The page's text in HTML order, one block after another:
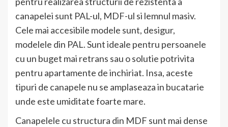
canapelei sunt PAL-ul, MDF-ul si lemnul masiv.
Cele mai accesibile modele sunt, desigur,
modelele din PAL. Sunt ideale pentru persoanele
cu un buget mai retrans sau o solutie potrivita
pentru apartamente de inchiriat. Insa, aceste
tipuri de canapele nu se amplaseaza in bucatarie
unde este umiditate foarte mare.
Canapelele cu structura din MDF sunt mai dense